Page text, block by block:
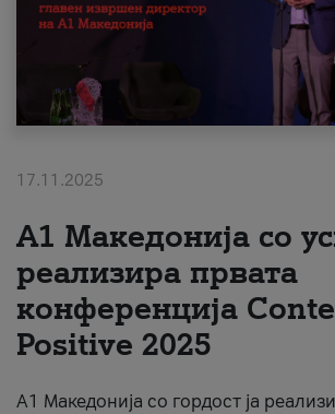
Поддршка
Надополни кредит
#ПодобарОнлајн
17.11.2025
А1 Македонија со
реализира првата
конференција
Positive 2025
А1 Македонија со гордост ја